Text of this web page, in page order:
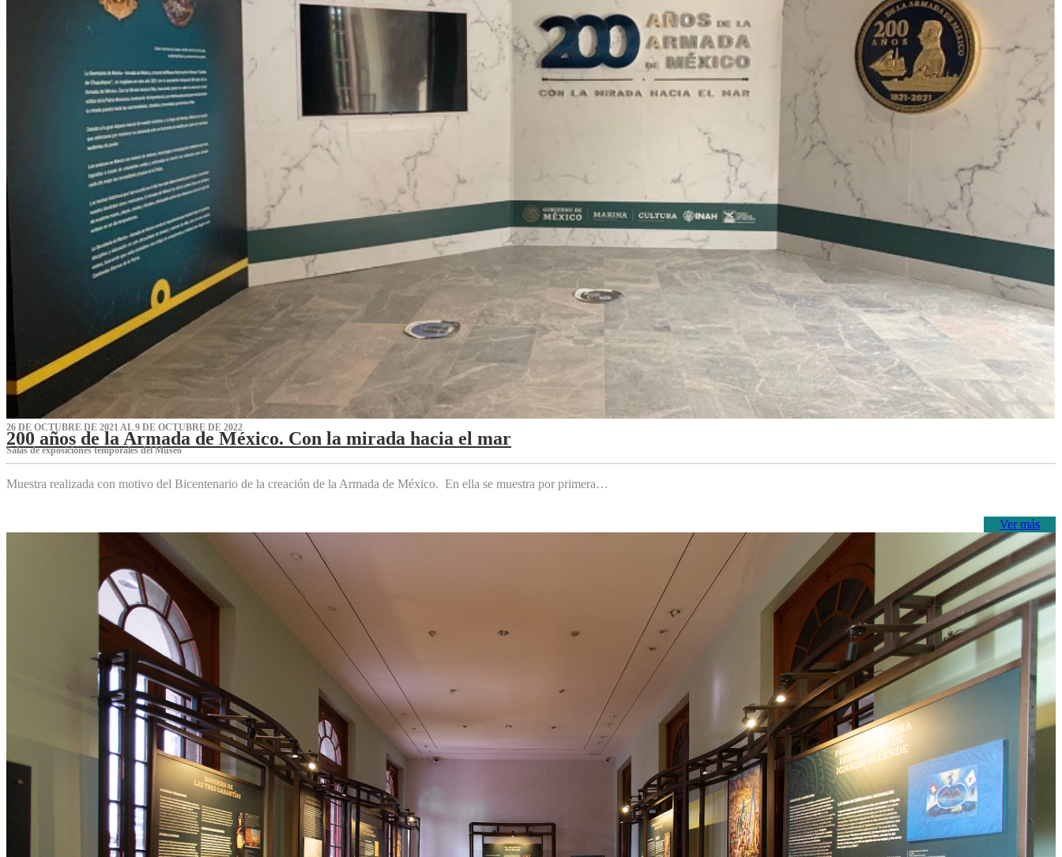
26 DE OCTUBRE DE 2021 AL 9 DE OCTUBRE DE 2022
200 años de la Armada de México. Con la mirada hacia el mar
Salas de exposiciones temporales del Museo‌
Muestra realizada con motivo del Bicentenario de la creación de la Armada de México. En ella se muestra por primera…
Ver más